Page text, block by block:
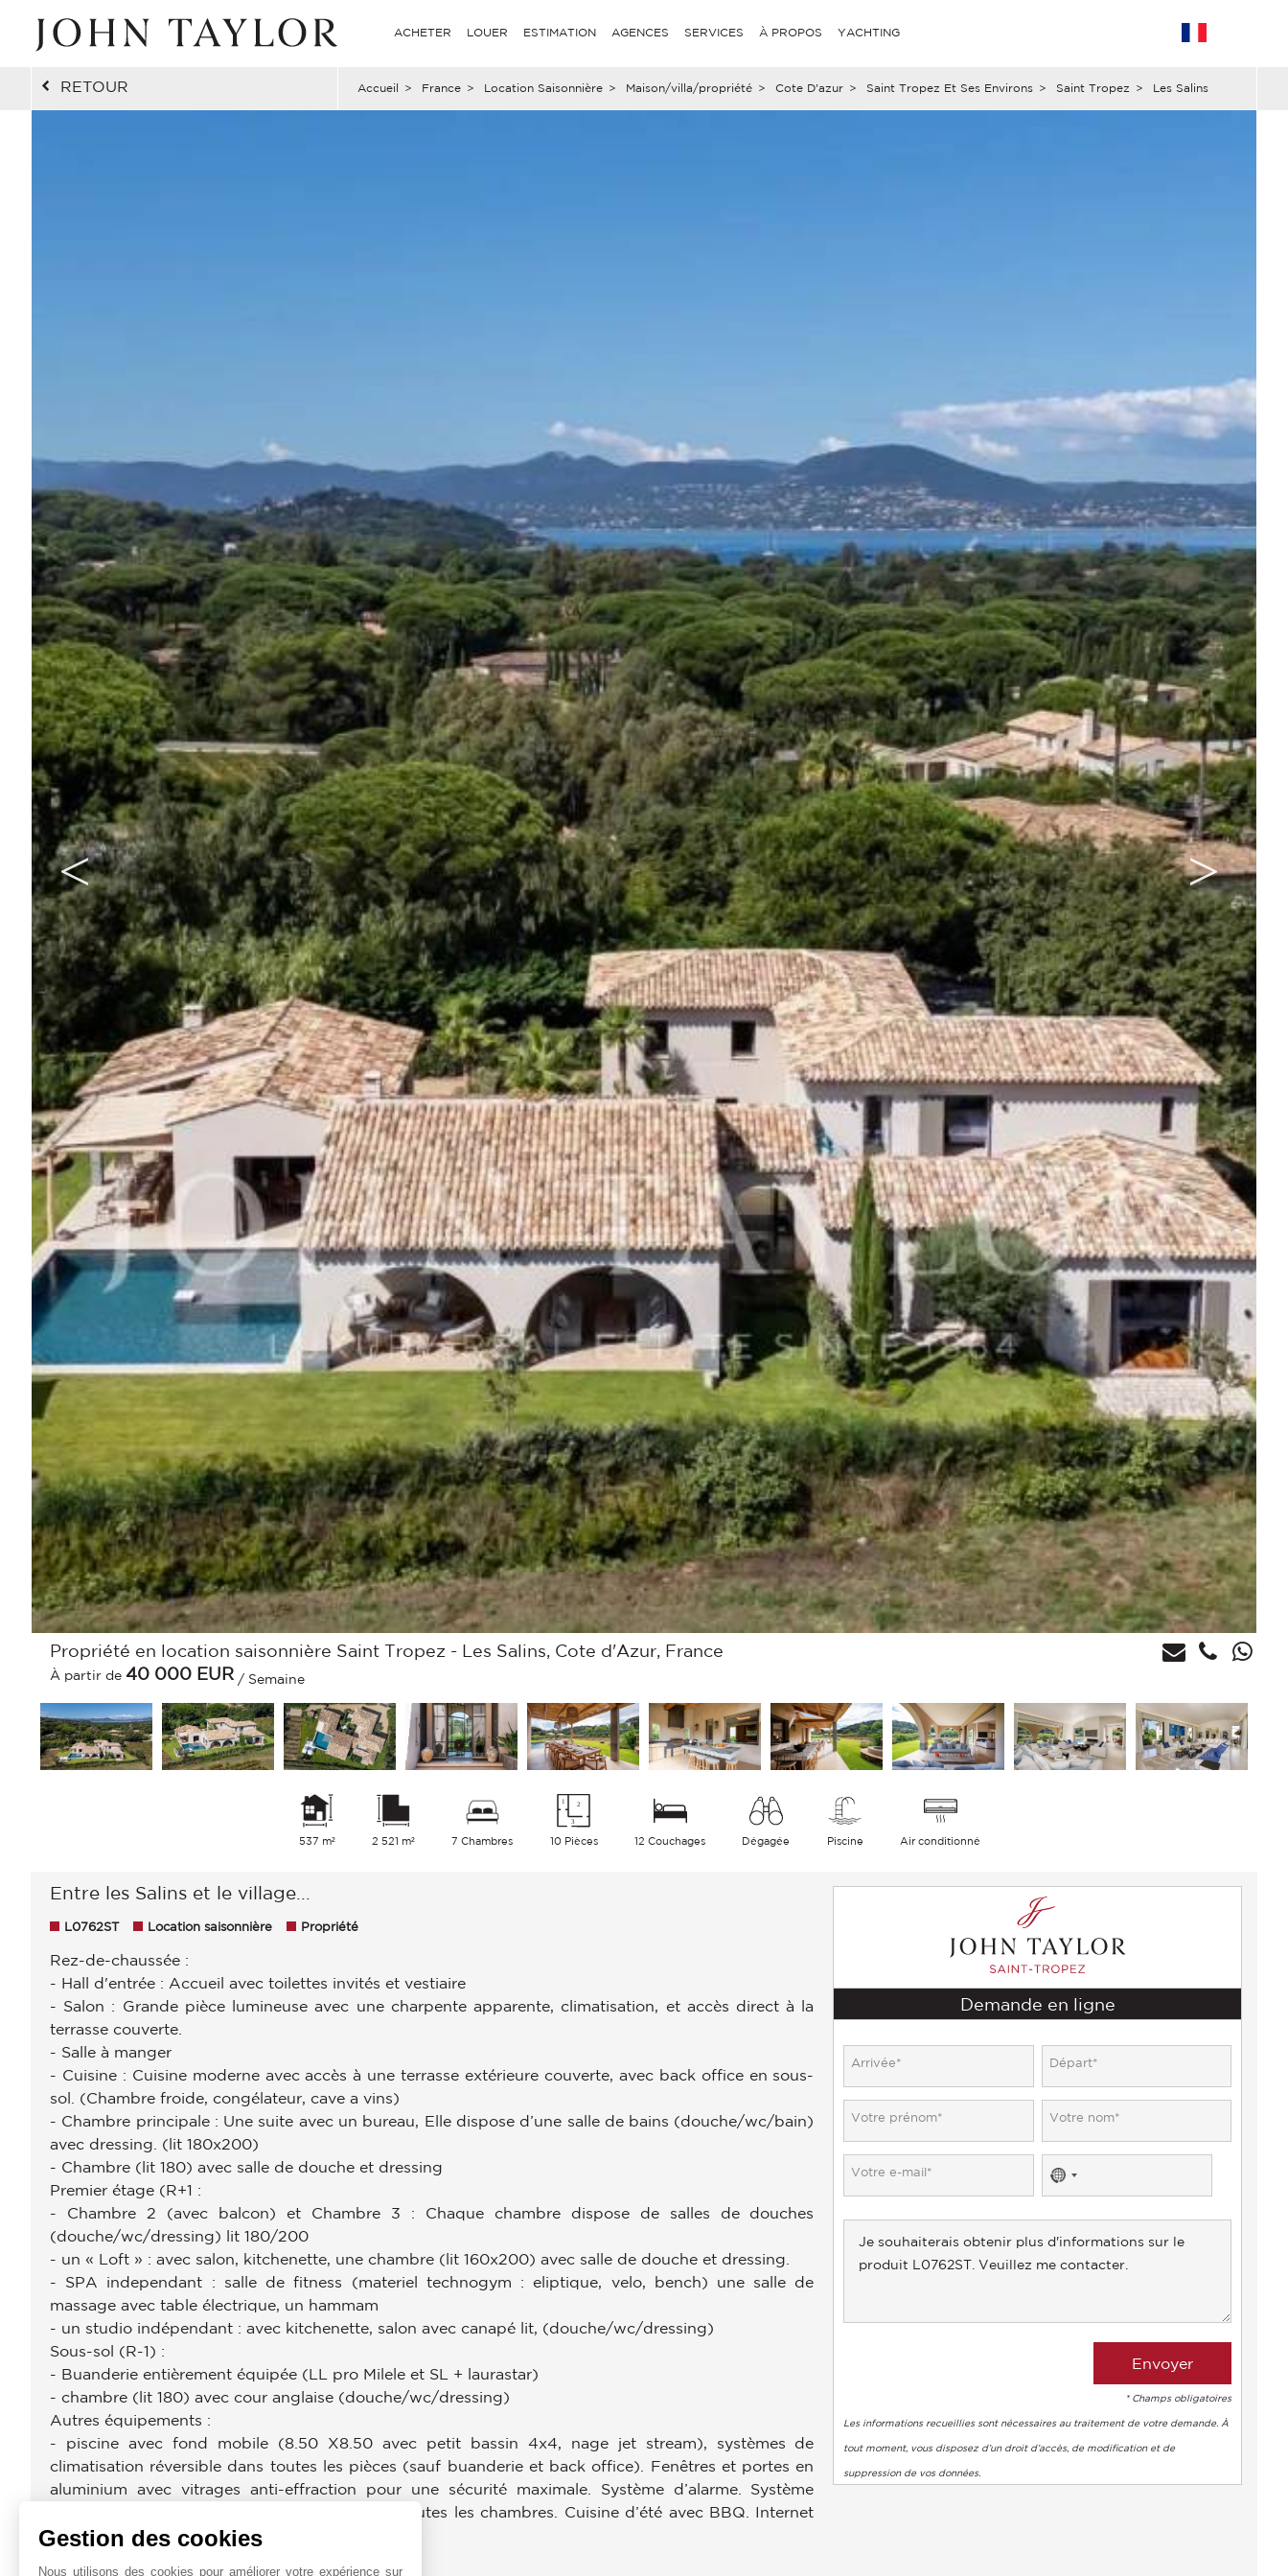
ACHETER LOUER ESTIMATION AGENCES SERVICES À PROPOS YACHTING
RETOUR Accueil > France > Location Saisonnière > Maison/villa/propriété > Cote D'azur > Saint Tropez Et Ses Environs > Saint Tropez > Les Salins
Propriété en location saisonnière Saint Tropez - Les Salins, Cote d'Azur, France
À partir de 40 000 EUR / Semaine
537 m² 2 521 m² 7 Chambres 10 Pièces 12 Couchages Dégagée Piscine Air conditionné
Entre les Salins et le village...
L0762ST Location saisonnière Propriété
Rez-de-chaussée :
- Hall d'entrée : Accueil avec toilettes invités et vestiaire
- Salon : Grande pièce lumineuse avec une charpente apparente, climatisation, et accès direct à la
terrasse couverte.
- Salle à manger
- Cuisine : Cuisine moderne avec accès à une terrasse extérieure couverte, avec back office en sous-
sol. (Chambre froide, congélateur, cave a vins)
- Chambre principale : Une suite avec un bureau, Elle dispose d’une salle de bains (douche/wc/bain)
avec dressing. (lit 180x200)
- Chambre (lit 180) avec salle de douche et dressing
Premier étage (R+1 :
- Chambre 2 (avec balcon) et Chambre 3 : Chaque chambre dispose de salles de douches
(douche/wc/dressing) lit 180/200
- un « Loft » : avec salon, kitchenette, une chambre (lit 160x200) avec salle de douche et dressing.
- SPA independant : salle de fitness (materiel technogym : eliptique, velo, bench) une salle de
massage avec table électrique, un hammam
- un studio indépendant : avec kitchenette, salon avec canapé lit, (douche/wc/dressing)
Sous-sol (R-1) :
- Buanderie entièrement équipée (LL pro Milele et SL + laurastar)
- chambre (lit 180) avec cour anglaise (douche/wc/dressing)
Autres équipements :
- piscine avec fond mobile (8.50 X8.50 avec petit bassin 4x4, nage jet stream), systèmes de
climatisation réversible dans toutes les pièces (sauf buanderie et back office). Fenêtres et portes en
aluminium avec vitrages anti-effraction pour une sécurité maximale. Système d’alarme. Système
sonos – cafetières, coffres, mini bars, tv dans toutes les chambres. Cuisine d’été avec BBQ. Internet
par la fibre.
Demande en ligne
No
country
selected
* Champs obligatoires
Les informations recueillies sont nécessaires au traitement de votre demande. À
tout moment, vous disposez d’un droit d’accès, de modification et de
suppression de vos données.
Gestion des cookies
Nous utilisons des cookies pour améliorer votre expérience sur